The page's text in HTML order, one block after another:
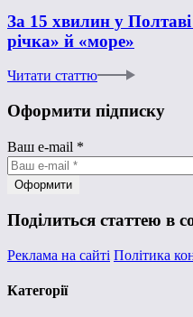
За 15 хвилин у Полтаві
річка» й «море»
Читати статтю
Оформити підписку
Ваш e-mail *
Поділиться статтею в
Реклама на сайті Політика
Категорії